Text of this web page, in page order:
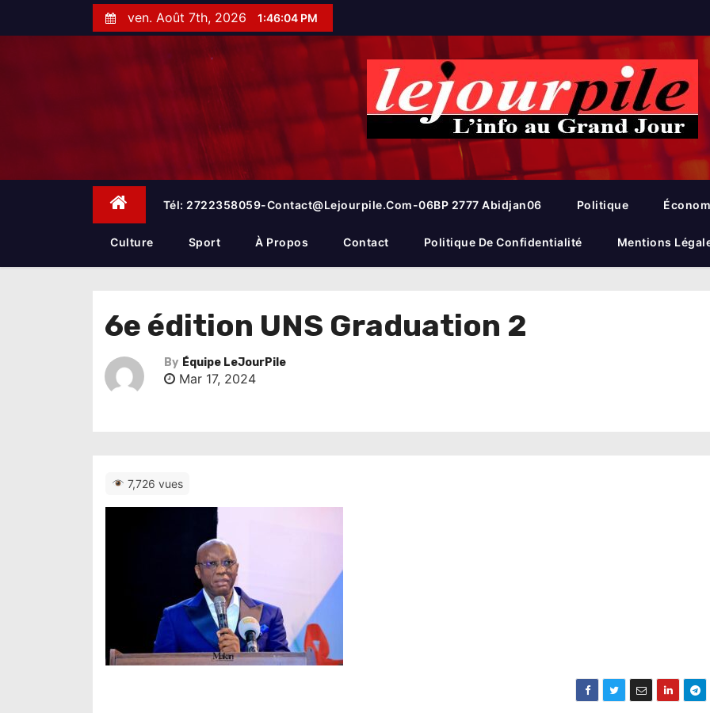
t
ven. Août 7th, 2026 1:46:05 PM
Tél: 2722358059-Contact@lejourpile.com-06BP 2777 Abidjan06 Politique
Culture Sport À Propos Contact Politique De Confidentialité Mentions
6e édition UNS Graduation 2
By Équipe LeJourPile
Mar 17, 2024
7,726 vues